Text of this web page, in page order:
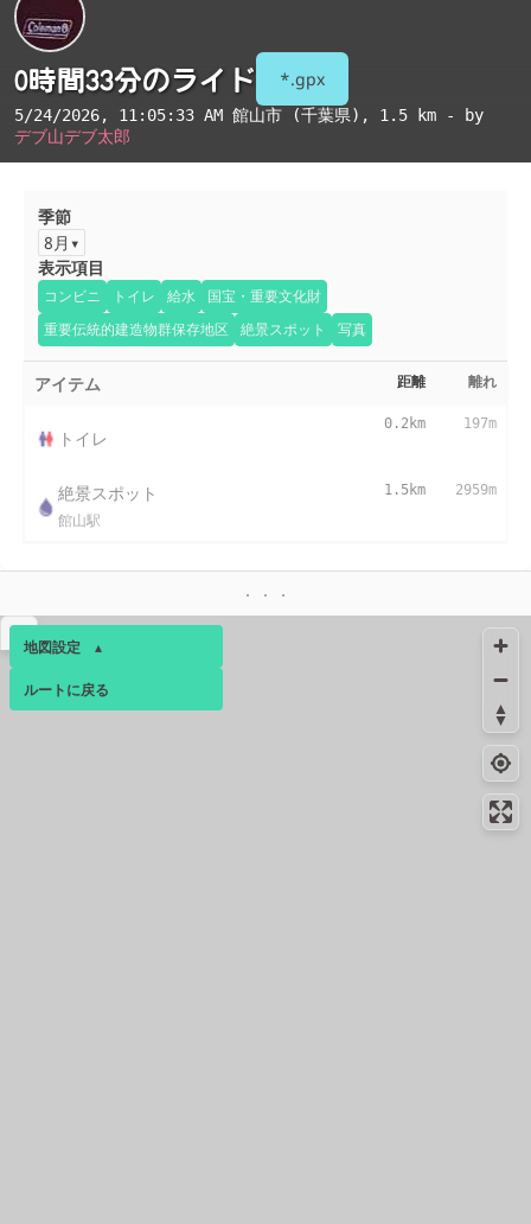
0時間33分のライド *.gpx
5/24/2026, 11:05:33 AM 館山市 (千葉県) , 1.5 km - by
デブ山デブ太郎
季節
8月
表示項目
コンビニ トイレ 給水
国宝・重要文化財
重要伝統的建造物群保存地区
絶景スポット 写真
アイテム 距離 離れ
トイレ
0.2km 197m
絶景スポット
館山駅
1.5km 2959m
地図設定 ▴
ベース ▴
ルートに戻る